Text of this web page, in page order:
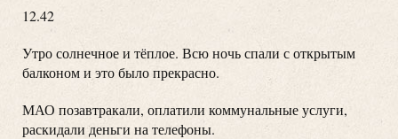
12.42
Утро солнечное и тёплое. Всю ночь спали с открытым
балконом и это было прекрасно.
МАО позавтракали, оплатили коммунальные услуги,
раскидали деньги на телефоны.